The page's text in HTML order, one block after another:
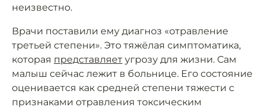
неизвестно.
Врачи поставили ему диагноз «отравление
третьей степени». Это тяжёлая симптоматика,
которая представляет угрозу для жизни. Сам
малыш сейчас лежит в больнице. Его состояние
оценивается как средней степени тяжести с
признаками отравления токсическим